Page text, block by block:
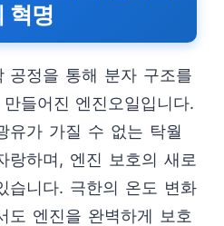
혁명
공정을 통해 분자 구조를
들어진 엔진오일입니다.
유가 가질 수 없는 탁월
랑하며, 엔진 보호의 새로
습니다. 극한의 온도 변화
도 엔진을 완벽하게 보호